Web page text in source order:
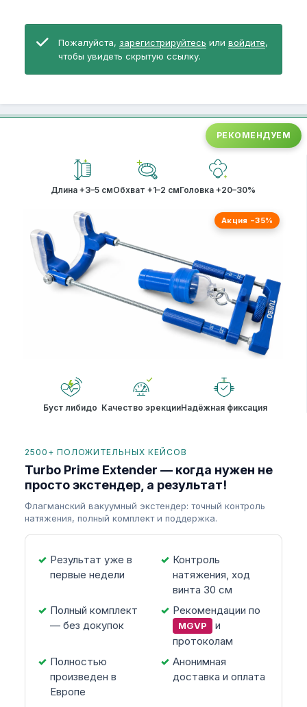
Пожалуйста, зарегистрируйтесь или войдите,
чтобы увидеть скрытую ссылку.
РЕКОМЕНДУЕМ
Длина +3–5 смОбхват +1–2 смГоловка +20–30%
Акция −35%
Буст либидо Качество эрекцииНадёжная фиксация
2500+ ПОЛОЖИТЕЛЬНЫХ КЕЙСОВ
Turbo Prime Extender — когда нужен не
просто экстендер, а результат!
Флагманский вакуумный экстендер: точный контроль
натяжения, полный комплект и поддержка.
Результат уже в
первые недели
Контроль
натяжения, ход
винта 30 см
Полный комплект
— без докупок
Рекомендации по
MGVP
и
протоколам
Полностью
произведен в
Европе
Анонимная
доставка и оплата